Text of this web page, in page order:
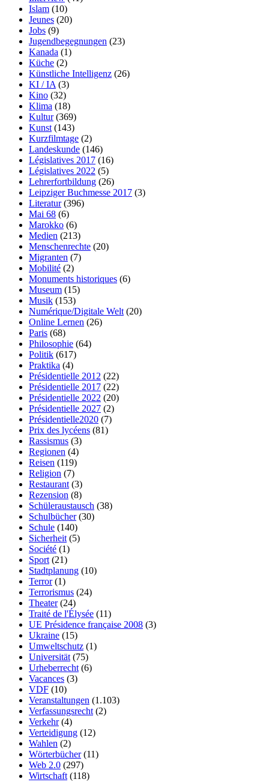
Islam (10)
Jeunes (20)
Jobs (9)
Jugendbegegnungen (23)
Kanada (1)
Küche (2)
Künstliche Intelligenz (26)
KI / IA (3)
Kino (32)
Klima (18)
Kultur(369)
Kunst (143)
Kurzfilmtage (2)
Landeskunde (146)
Législatives 2017 (16)
Législatives 2022 (5)
Lehrerfortbildung (26)
Leipziger Buchmesse 2017 (3)
Literatur(396)
Mai 68 (6)
Marokko (6)
Medien (213)
Menschenrechte (20)
Migranten (7)
Mobilité (2)
Monuments historiques (6)
Museum (15)
Musik (153)
Numérique/Digitale Welt (20)
Online Lernen (26)
Paris (68)
Philosophie (64)
Politik (617)
Praktika (4)
Présidentielle 2012 (22)
Présidentielle 2017 (22)
Présidentielle 2022 (20)
Présidentielle 2027 (2)
Présidentielle2020 (7)
Prix des lycéens (81)
Rassismus (3)
Regionen (4)
Reisen (119)
Religion (7)
Restaurant (3)
Rezension (8)
Schüleraustausch (38)
Schulbücher(30)
Schule (140)
Sicherheit (5)
Société (1)
Sport (21)
Stadtplanung (10)
Terror(1)
Terrorismus (24)
Theater(24)
Traité de l'Élysée (11)
UE Présidence française 2008 (3)
Ukraine (15)
Umweltschutz (1)
Universität (75)
Urheberrecht (6)
Vacances (3)
VDF (10)
Veranstaltungen (1.103)
Verfassungsrecht (2)
Verkehr(4)
Verteidigung (12)
Wahlen (2)
Wörterbücher(11)
Web 2.0 (297)
Wirtschaft (118)